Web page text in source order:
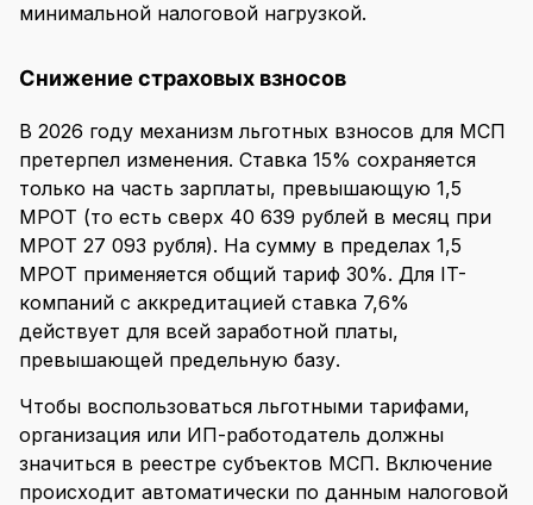
минимальной налоговой нагрузкой.
Снижение страховых взносов
В 2026 году механизм льготных взносов для МСП
претерпел изменения. Ставка 15% сохраняется
только на часть зарплаты, превышающую 1,5
МРОТ (то есть сверх 40 639 рублей в месяц при
МРОТ 27 093 рубля). На сумму в пределах 1,5
МРОТ применяется общий тариф 30%. Для IT-
компаний с аккредитацией ставка 7,6%
действует для всей заработной платы,
превышающей предельную базу.
Чтобы воспользоваться льготными тарифами,
организация или ИП-работодатель должны
значиться в реестре субъектов МСП. Включение
происходит автоматически по данным налоговой